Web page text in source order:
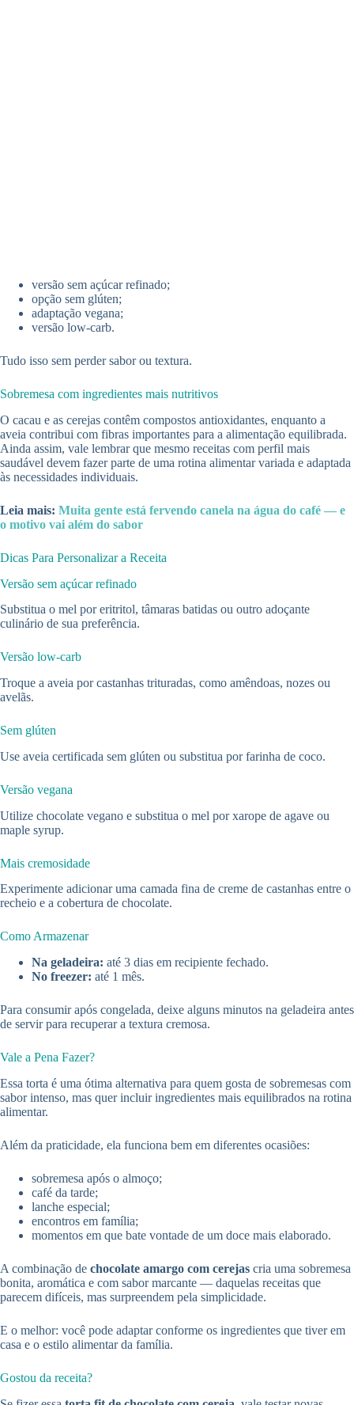
versão sem açúcar refinado;
opção sem glúten;
adaptação vegana;
versão low-carb.
Tudo isso sem perder sabor ou textura.
Sobremesa com ingredientes mais nutritivos
O cacau e as cerejas contêm compostos antioxidantes, enquanto a
aveia contribui com fibras importantes para a alimentação equilibrada.
Ainda assim, vale lembrar que mesmo receitas com perfil mais
saudável devem fazer parte de uma rotina alimentar variada e adaptada
às necessidades individuais.
Leia mais: Muita gente está fervendo canela na água do café — e
o motivo vai além do sabor
Dicas Para Personalizar a Receita
Versão sem açúcar refinado
Substitua o mel por eritritol, tâmaras batidas ou outro adoçante
culinário de sua preferência.
Versão low-carb
Troque a aveia por castanhas trituradas, como amêndoas, nozes ou
avelãs.
Sem glúten
Use aveia certificada sem glúten ou substitua por farinha de coco.
Versão vegana
Utilize chocolate vegano e substitua o mel por xarope de agave ou
maple syrup.
Mais cremosidade
Experimente adicionar uma camada fina de creme de castanhas entre o
recheio e a cobertura de chocolate.
Como Armazenar
Na geladeira: até 3 dias em recipiente fechado.
No freezer: até 1 mês.
Para consumir após congelada, deixe alguns minutos na geladeira antes
de servir para recuperar a textura cremosa.
Vale a Pena Fazer?
Essa torta é uma ótima alternativa para quem gosta de sobremesas com
sabor intenso, mas quer incluir ingredientes mais equilibrados na rotina
alimentar.
Além da praticidade, ela funciona bem em diferentes ocasiões:
sobremesa após o almoço;
café da tarde;
lanche especial;
encontros em família;
momentos em que bate vontade de um doce mais elaborado.
A combinação de chocolate amargo com cerejas cria uma sobremesa
bonita, aromática e com sabor marcante — daquelas receitas que
parecem difíceis, mas surpreendem pela simplicidade.
E o melhor: você pode adaptar conforme os ingredientes que tiver em
casa e o estilo alimentar da família.
Gostou da receita?